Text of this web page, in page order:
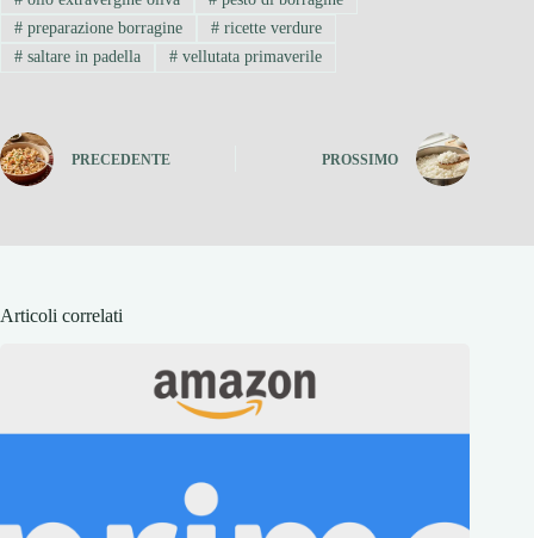
#preparazione borragine #ricette verdure
#saltare in padella #vellutata primaverile
PRECEDENTE PROSSIMO
Articoli correlati